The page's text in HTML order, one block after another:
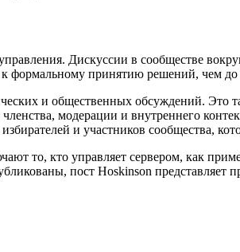
Дискуссии в сообществе
к формальному принятию решений, чем
и общественных обсуждений. Это
модерации и внутреннего
и участников сообщества,
то, кто управляет сервером, как
пост Hoskinson представляет